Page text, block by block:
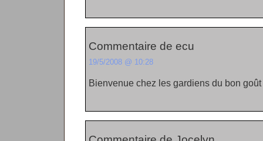
Commentaire de ecu
19/5/2008 @ 10:28
Bienvenue chez les gardiens du bon goût